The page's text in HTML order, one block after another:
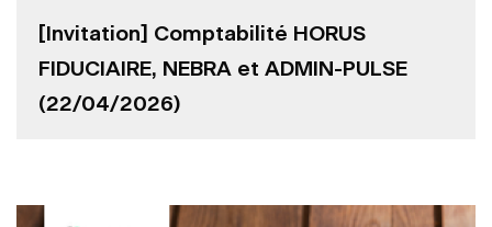
[Invitation] Comptabilité HORUS
FIDUCIAIRE, NEBRA et ADMIN-PULSE
(22/04/2026)